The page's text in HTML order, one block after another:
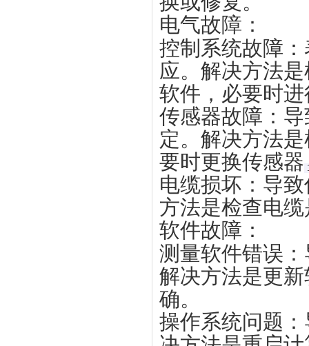
电气故障 ‌：
控制系统故障
应。解决方法
软件，必要时
传感器故障 ：
定。解决方法
要时更换传感器‌
电缆损坏 ：导
方法是检查电
软件故障 ‌：
测量软件错误
解决方法是更
确‌。
操作系统问题